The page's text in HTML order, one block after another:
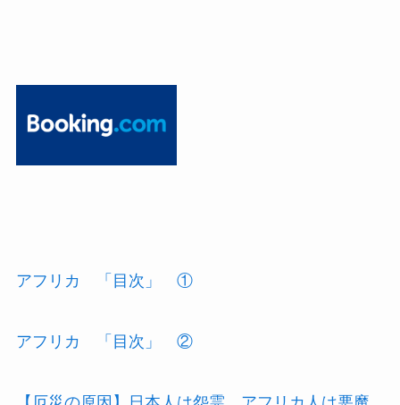
アフリカ 「目次」 ①
アフリカ 「目次」 ②